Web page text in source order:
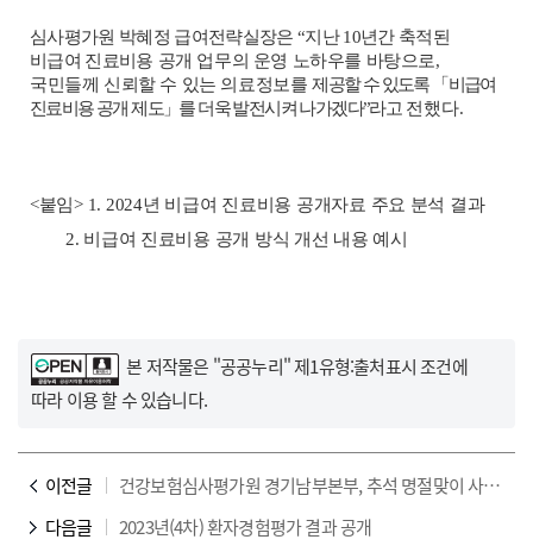
심사평가원 박혜정 급여전략실장은 “지난10년간 축적된
비급여 진료비용 공개 업무의 운영 노하우를 바탕으로,
국민들께 신뢰할 수 있는 의료정보를 제공할 수 있도록 「 비급여
진료비용 공개 제도」 를 더욱 발전시켜 나가겠다”라고 전했다.
<붙임> 1. 2024년 비급여 진료비용 공개자료 주요 분석 결과
2. 비급여 진료비용 공개 방식 개선 내용 예시
본 저작물은 "공공누리"제1유형:출처표시조건에
따라 이용 할 수 있습니다.
이전글
건강보험심사평가원 경기남부본부, 추석 명절맞이 사랑나눔 실천
다음글
2023년(4차) 환자경험평가 결과 공개